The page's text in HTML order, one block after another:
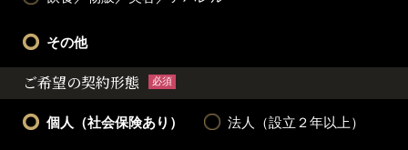
その他
ご希望の契約形態 必須
個人（社会保険あり） 法人（設立２年以上）